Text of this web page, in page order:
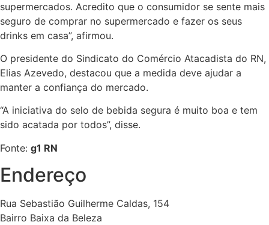
supermercados. Acredito que o consumidor se sente mais
seguro de comprar no supermercado e fazer os seus
drinks em casa”, afirmou.
O presidente do Sindicato do Comércio Atacadista do RN,
Elias Azevedo, destacou que a medida deve ajudar a
manter a confiança do mercado.
“A iniciativa do selo de bebida segura é muito boa e tem
sido acatada por todos”, disse.
Fonte: g1 RN
Endereço
Rua Sebastião Guilherme Caldas, 154
Bairro Baixa da Beleza